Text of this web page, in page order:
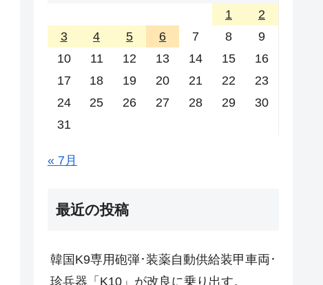
1
2
3
4 5 6 7 8
9
10
11 12 13 14 15
16
17
18 19 20 21 22
23
24
25 26 27 28 29
30
31
« 7月
最近の投稿
韓国K9専用砲弾･装薬自動供給装甲車両･
珍兵器「K10」が改良に乗り出す。